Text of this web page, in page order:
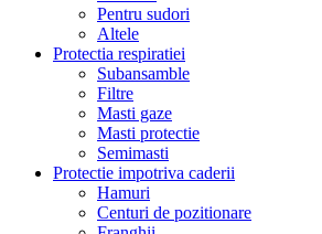
Pentru sudori
Altele
Protectia respiratiei
Subansamble
Filtre
Masti gaze
Masti protectie
Semimasti
Protectie impotriva caderii
Hamuri
Centuri de pozitionare